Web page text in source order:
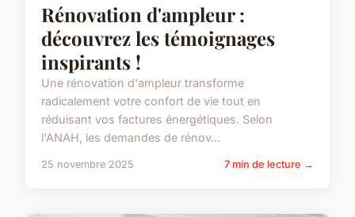
Rénovation d'ampleur :
découvrez les témoignages
inspirants !
Une rénovation d'ampleur transforme
radicalement votre confort de vie tout en
réduisant vos factures énergétiques. Selon
l'ANAH, les demandes de rénov...
25 novembre 2025 7 min de lecture →